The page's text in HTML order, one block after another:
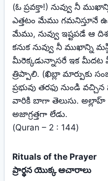
(ఓ ప్రవక్తా!) నువ్వు నీ
ఎత్తటం మేము గమనిస్తూనే
మేము, నువ్వు ఇష్టపడే ఆ దిశ
కనుక నువ్వు నీ ముఖాన్ని
మీరెక్కడున్నాసరే ఇక మీదట
త్రిప్పాలి. (ఖిబ్లా మార్పుకు
ప్రభువు తరఫు నుండి
వారికి బాగా తెలుసు.
అజాగ్రత్తగా లేడు.
(Quran – 2 : 144)
Rituals of the Prayer
ప్రార్థన యొక్క ఆచారాలు